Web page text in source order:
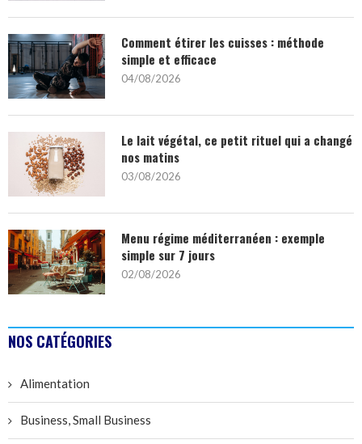
Comment étirer les cuisses : méthode
simple et efficace
04/08/2026
Le lait végétal, ce petit rituel qui a changé
nos matins
03/08/2026
Menu régime méditerranéen : exemple
simple sur 7 jours
02/08/2026
NOS CATÉGORIES
Alimentation
Business, Small Business